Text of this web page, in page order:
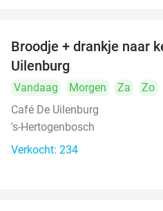
Broodje + drankje naar
Uilenburg
Vandaag Morgen Za Zo
Café De Uilenburg
's-Hertogenbosch
Verkocht: 234